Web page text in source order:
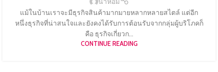
แม้ในบ้านเราจะมีธุรกิจสินค้ามากมายหลากหลายสไตล์ แต่อีก
หนึ่งธุรกิจที่น่าสนใจและยังคงได้รับการต้อนรับจากกลุ่มผู้บริโภคก็
คือ ธุรกิจเกี่ยวก...
CONTINUE READING